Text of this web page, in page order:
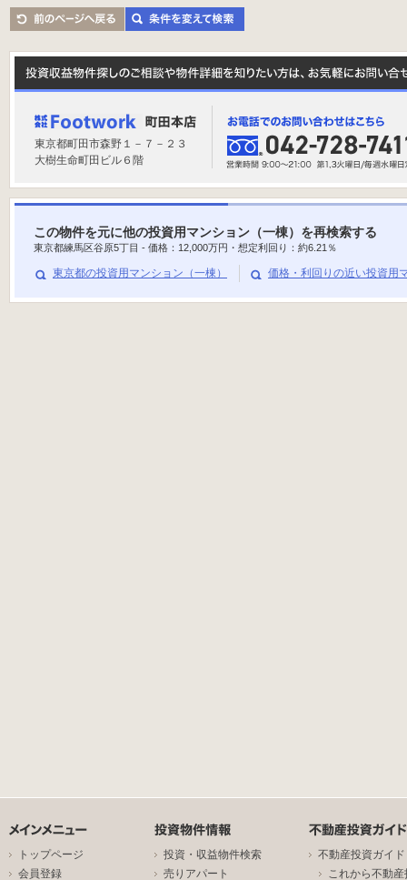
東京都町田市森野１－７－２３
大樹生命町田ビル６階
この物件を元に他の投資用マンション（一棟）を再検索する
東京都練馬区谷原5丁目 - 価格： 12,000万円・想定利回り：約6.21 ％
東京都の投資用マンション（一棟） 価格・利回りの近い投資用
トップページ
会員登録
投資・収益物件検索
売りアパート
不動産投資ガイド
これから不動